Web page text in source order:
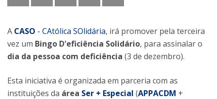
A CASO - CAtólica SOlidária, irá promover pela terceira
vez um Bingo D'eficiência Solidário, para assinalar o
dia da pessoa com deficiência (3 de dezembro).
Esta iniciativa é organizada em parceria com as
instituições da área Ser + Especial (APPACDM +